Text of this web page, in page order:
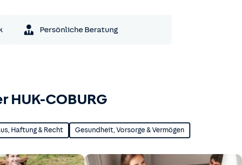
Persönliche Beratung
HUK-COBURG
Haftung & Recht Gesundheit, Vorsorge & Vermögen